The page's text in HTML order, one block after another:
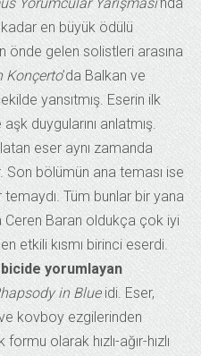
en büyük ödülü
önde gelen solistleri arasına
Konçerto’da Balkan ve
yansıtmış. Eserin ilk
duygularını anlatmış.
eser aynı zamanda
Son bölümün ana teması ise
Tüm bunlar bir yana
Baran oldukça çok iyi
etkili kısmı birinci eserdi.
yorumlayan
in Blueidi. Eser,
kovboy ezgilerinden
olarak hızlı-ağır-hızlı